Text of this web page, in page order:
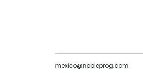
mexico@nobleprog.com